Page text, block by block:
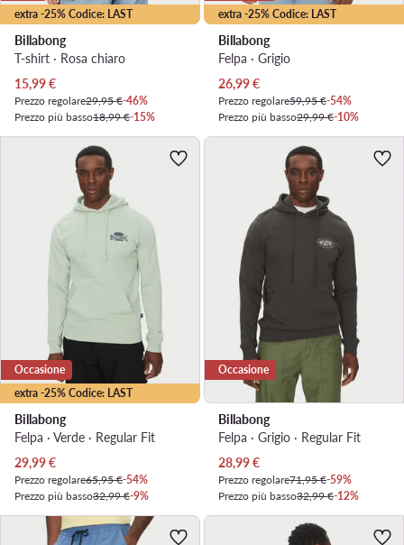
extra -25% Codice: LAST
Billabong
T-shirt · Rosa chiaro
Prezzo attuale
15,99€
Prezzo regolare29,95 €-46%
Prezzo più basso18,99 €-15%
extra -25% Codice: LAST
Billabong
Felpa · Grigio
Prezzo attuale
26,99€
Prezzo regolare59,95 €-54%
Prezzo più basso29,99 €-10%
extra -25% Codice: LAST
Occasione
Billabong
Felpa · Verde · Regular Fit
Prezzo attuale
29,99€
Prezzo regolare65,95 €-54%
Prezzo più basso32,99 €-9%
Occasione
Billabong
Felpa · Grigio · Regular Fit
Prezzo attuale
28,99€
Prezzo regolare71,95 €-59%
Prezzo più basso32,99 €-12%